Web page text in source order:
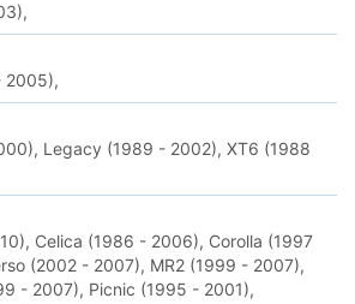
2005),
Legacy (1989 - 2002), XT6 (1988
Celica (1986 - 2006), Corolla (1997
(2002 - 2007), MR2 (1999 - 2007),
- 2007), Picnic (1995 - 2001),